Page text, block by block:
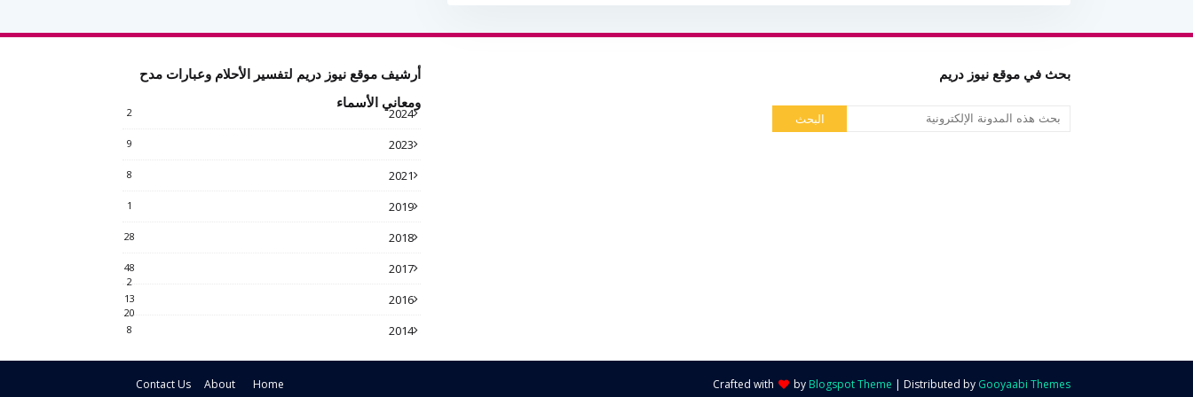
بحث في موقع نيوز دريم
أرشيف موقع نيوز دريم لتفسير الأحلام وعبارات مدح
ومعاني الأسماء
2024
2
2023
9
2021
8
2019
1
2018
28
2017
48
2
2016
13
20
2014
8
Home
About
Contact Us Crafted with by Blogspot Theme | Distributed by Gooyaabi Themes